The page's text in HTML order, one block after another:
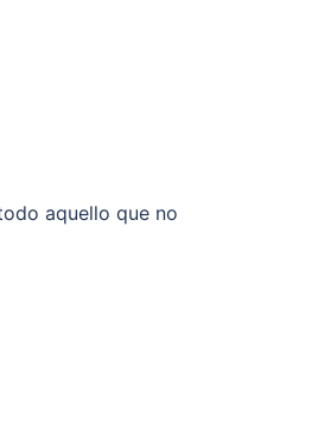
aquello que no